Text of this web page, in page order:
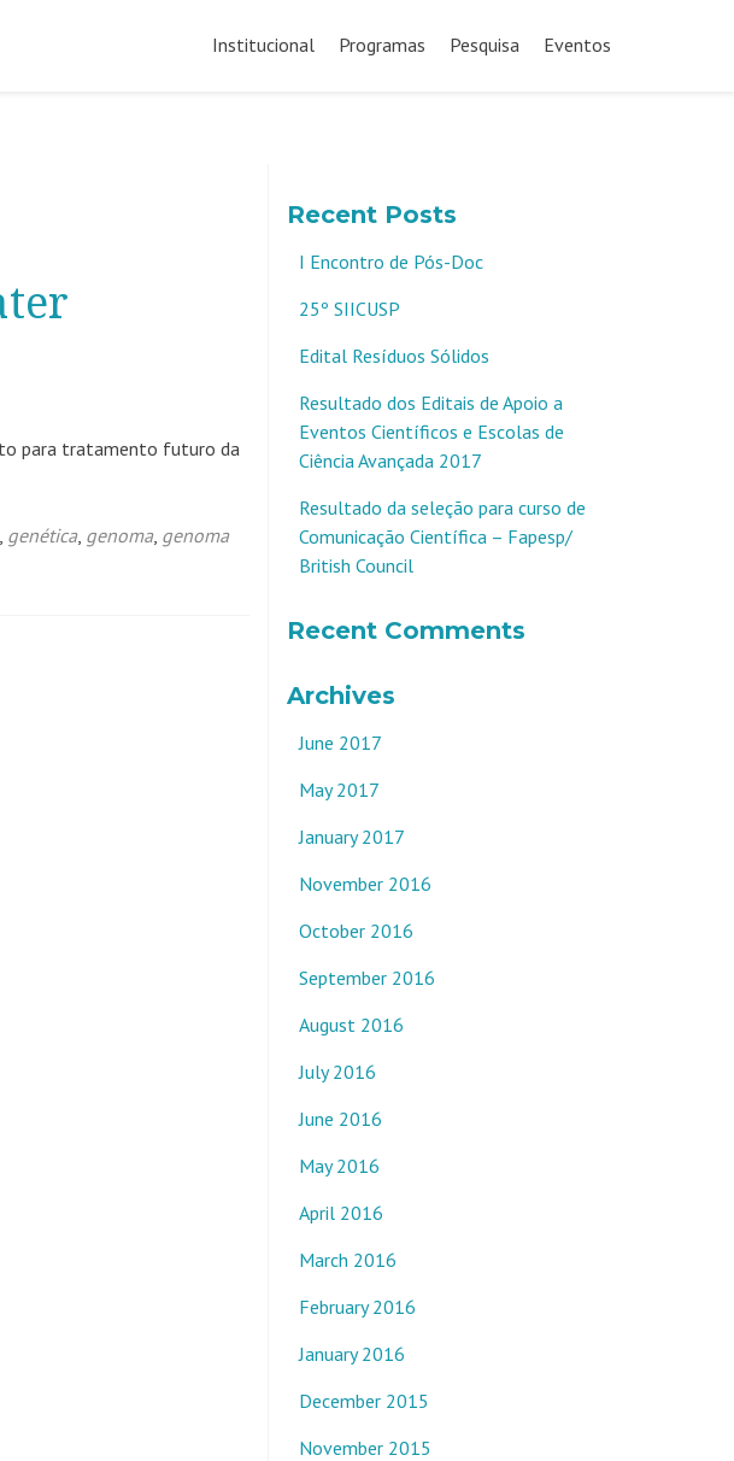
para
Institucional Programas Pesquisa Eventos
para tratamento futuro da
, genética, genoma, genoma
Recent Posts
I Encontro de Pós-Doc
25º SIICUSP
Edital Resíduos Sólidos
Resultado dos Editais de Apoio a
Eventos Científicos e Escolas de
Ciência Avançada 2017
Resultado da seleção para curso de
Comunicação Científica – Fapesp/
British Council
Recent Comments
Archives
June 2017
May 2017
January 2017
November 2016
October 2016
September 2016
August 2016
July 2016
June 2016
May 2016
April 2016
March 2016
February 2016
January 2016
December 2015
November 2015